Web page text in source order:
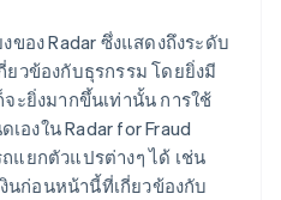
ของ Radar ซึ่งแสดงถึงระดับ
ยวข้องกับธุรกรรม โดยยิ่งมี
ะยิ่งมากขึ้นเท่านั้น การใช้
องใน Radar for Fraud
แยกตัวแปรต่างๆ ได้ เช่น
นก่อนหน้านี้ที่เกี่ยวข้องกับ